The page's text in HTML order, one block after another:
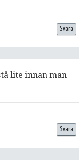
lite innan man
Svara
Svara